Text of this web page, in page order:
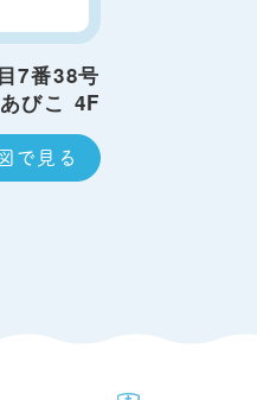
7番38号
びこ 4F
で見る